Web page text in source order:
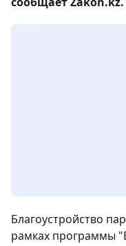
Благоустройство
рамках программы